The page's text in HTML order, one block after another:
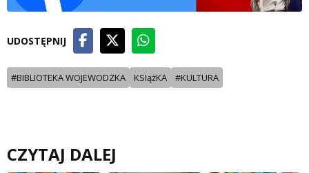
UDOSTĘPNIJ
#BIBLIOTEKA WOJEWODZKA KSIążKA #KULTURA
CZYTAJ DALEJ